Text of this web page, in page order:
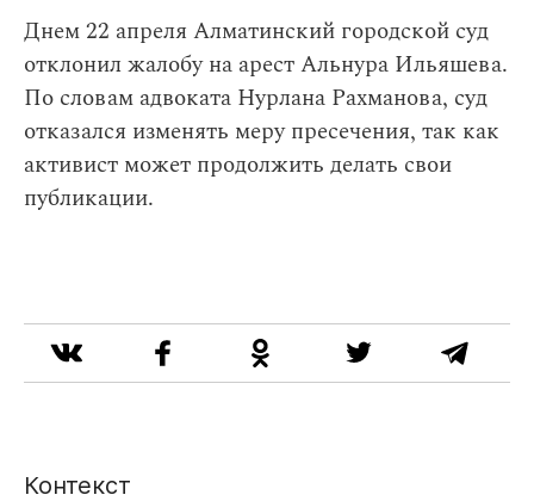
Днем 22 апреля Алматинский городской суд
отклонил жалобу на арест Альнура Ильяшева.
По словам адвоката Нурлана Рахманова, суд
отказался изменять меру пресечения, так как
активист может продолжить делать свои
публикации.
Контекст